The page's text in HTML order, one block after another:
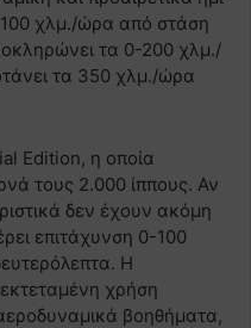
100 χλμ./ώρα από στάση
τα 0-200 χλμ./
τα 350 χλμ./ώρα
Edition, η οποία
τους 2.000 ίππους. Αν
δεν έχουν ακόμη
επιτάχυνση 0-100
Η
χρήση
βοηθήματα,